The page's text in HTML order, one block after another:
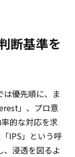
断基準を
は優先順に、ま
」、プロ意
的な対応を求
IPS」という呼
、浸透を図るよ